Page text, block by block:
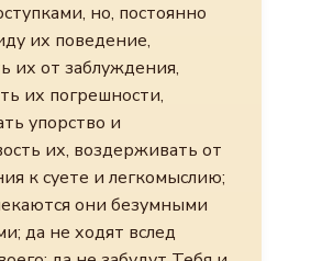
но, постоянно
их поведение,
их от заблуждения,
их погрешности,
упорство и
их, воздерживать от
к суете и легкомыслию;
они безумными
да не ходят вслед